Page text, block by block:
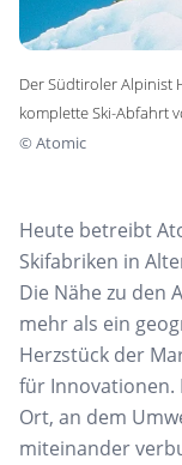
Der Südtiroler Alpinist
komplette Ski-Abfahrt
©Atomic
Heute betreibt
Skifabriken in
Die Nähe zu den
mehr als ein
Herzstück der
für Innovationen.
Ort, an dem
miteinander